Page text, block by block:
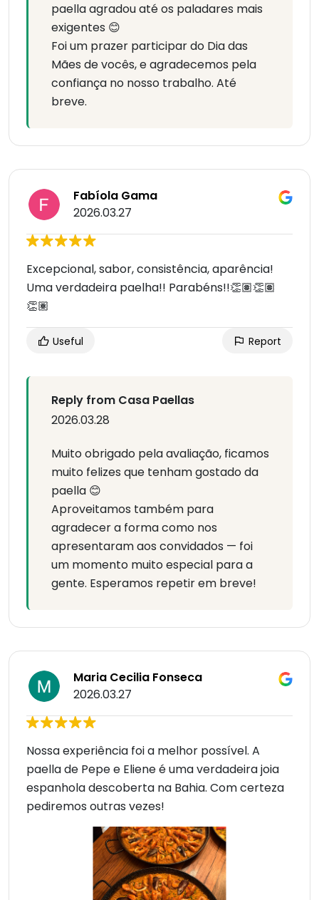
paella agradou até os paladares mais
exigentes 😊
Foi um prazer participar do Dia das
Mães de vocês, e agradecemos pela
confiança no nosso trabalho. Até
breve.
Fabíola Gama
2026.03.27
Excepcional, sabor, consistência, aparência!
Uma verdadeira paelha!! Parabéns!!👏🏽👏🏽
👏🏽
Useful Report
Reply from Casa Paellas
2026.03.28
Muito obrigado pela avaliação, ficamos
muito felizes que tenham gostado da
paella 😊
Aproveitamos também para
agradecer a forma como nos
apresentaram aos convidados — foi
um momento muito especial para a
gente. Esperamos repetir em breve!
Maria Cecilia Fonseca
2026.03.27
Nossa experiência foi a melhor possível. A
paella de Pepe e Eliene é uma verdadeira joia
espanhola descoberta na Bahia. Com certeza
pediremos outras vezes!